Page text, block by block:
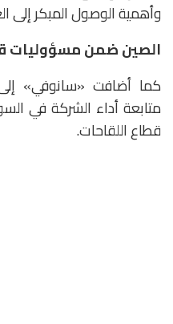
وأهمية الوصول المبكر إلى
الصين ضمن مسؤوليات
كما أضافت «سانوفي»
متابعة أداء الشركة في
قطاع اللقاحات.